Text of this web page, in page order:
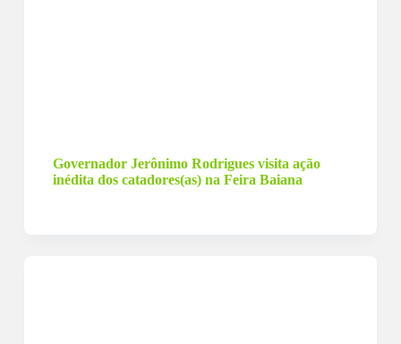
Governador Jerônimo Rodrigues visita ação
inédita dos catadores(as) na Feira Baiana